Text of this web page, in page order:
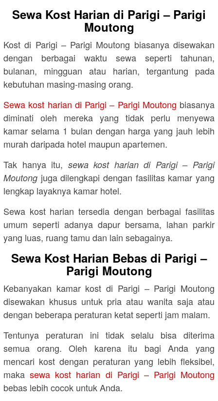
Sewa Kost Harian di Parigi – Parigi
Moutong
Kost di Parigi – Parigi Moutong biasanya disewakan
dengan berbagai waktu sewa seperti tahunan,
bulanan, mingguan atau harian, tergantung pada
kebutuhan masing-masing orang.
Sewa kost harian di Parigi – Parigi Moutong biasanya
diminati oleh mereka yang tidak perlu menyewa
kamar selama 1 bulan dengan harga yang jauh lebih
murah daripada hotel maupun apartemen.
Tak hanya itu, sewa kost harian di Parigi – Parigi
Moutong juga dilengkapi dengan fasilitas kamar yang
lengkap layaknya kamar hotel.
Sewa kost harian tersedia dengan berbagai fasilitas
umum seperti adanya dapur bersama, lahan parkir
yang luas, ruang tamu dan lain sebagainya.
Sewa Kost Harian Bebas di Parigi –
Parigi Moutong
Kebanyakan kamar kost di Parigi – Parigi Moutong
disewakan khusus untuk pria atau wanita saja atau
dengan beberapa peraturan ketat seperti jam malam.
Tentunya peraturan ini tidak selalu bisa diterima
semua orang. Oleh karena itu bagi Anda yang
mencari kost dengan peraturan yang lebih fleksibel,
makasewa kost harian di Parigi – Parigi Moutong
bebas lebih cocok untuk Anda.